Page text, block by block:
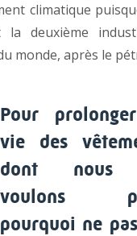
climatique
la deuxième
monde, après le
Pour
vie des
dont nous
voulons
pourquoi ne